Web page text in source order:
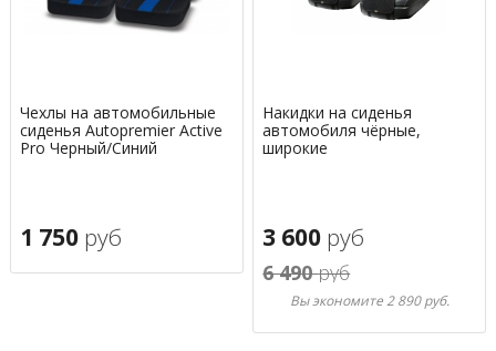
Чехлы на автомобильные
сиденья Autopremier Active
Pro Черный/Синий
1 750 руб
Накидки на сиденья
автомобиля чёрные,
широкие
3 600 руб
6 490руб
Вы экономите 2 890 руб.